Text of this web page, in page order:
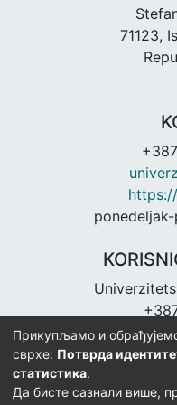
71123,
Прикупљамо и
сврхе: Потврда
статистика.
Да бисте сазнали више,